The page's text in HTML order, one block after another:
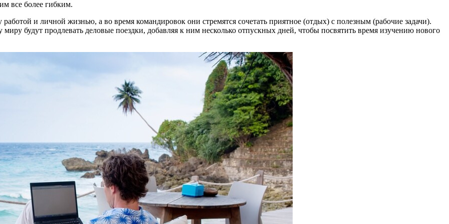
все более гибким.
и личной жизнью, а во время командировок они стремятся сочетать приятное (отдых) с полезным (рабочие задачи).
будут продлевать деловые поездки, добавляя к ним несколько отпускных дней, чтобы посвятить время изучению нового